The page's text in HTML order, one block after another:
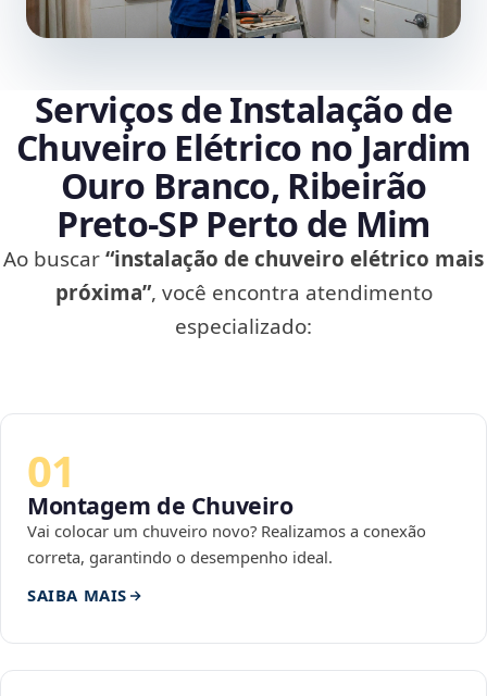
Serviços de Instalação de
Chuveiro Elétrico no Jardim
Ouro Branco, Ribeirão
Preto‑SP Perto de Mim
Ao buscar“instalação de chuveiro elétrico mais
próxima”, você encontra atendimento
especializado:
01
Montagem de Chuveiro
Vai colocar um chuveiro novo? Realizamos a conexão
correta, garantindo o desempenho ideal.
SAIBA MAIS